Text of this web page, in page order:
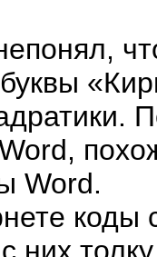
Word.
коды